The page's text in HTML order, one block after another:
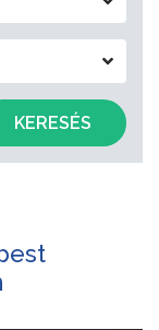
KERESÉS